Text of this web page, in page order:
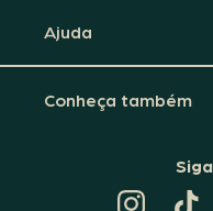
Ajuda
Conheça também